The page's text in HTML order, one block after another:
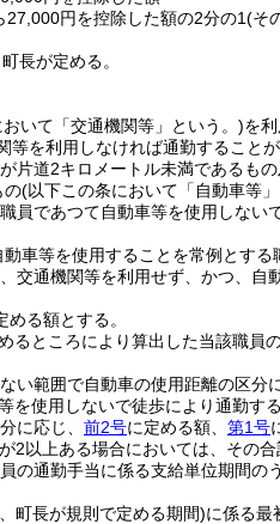
円を控除した額の2分の1(そ
長が定める。
おいて「交通機関等」という。)を
等を利用しなければ通勤すること
片道2キロメートル未満であるも
の(以下この条において「自動車等
員であつて自動車等を使用しな
車等を使用することを常例とする
交通機関等を利用せず、かつ、自
める額とする。
ところにより算出した当該職員
範囲で自動車の使用距離の区分
使用しないで徒歩により通勤す
に応じ、 前2号に定める額、 第1号
2以上ある場合においては、その合
の通勤手当に係る支給単位期間の
町長が規則で定める期間)に係る最